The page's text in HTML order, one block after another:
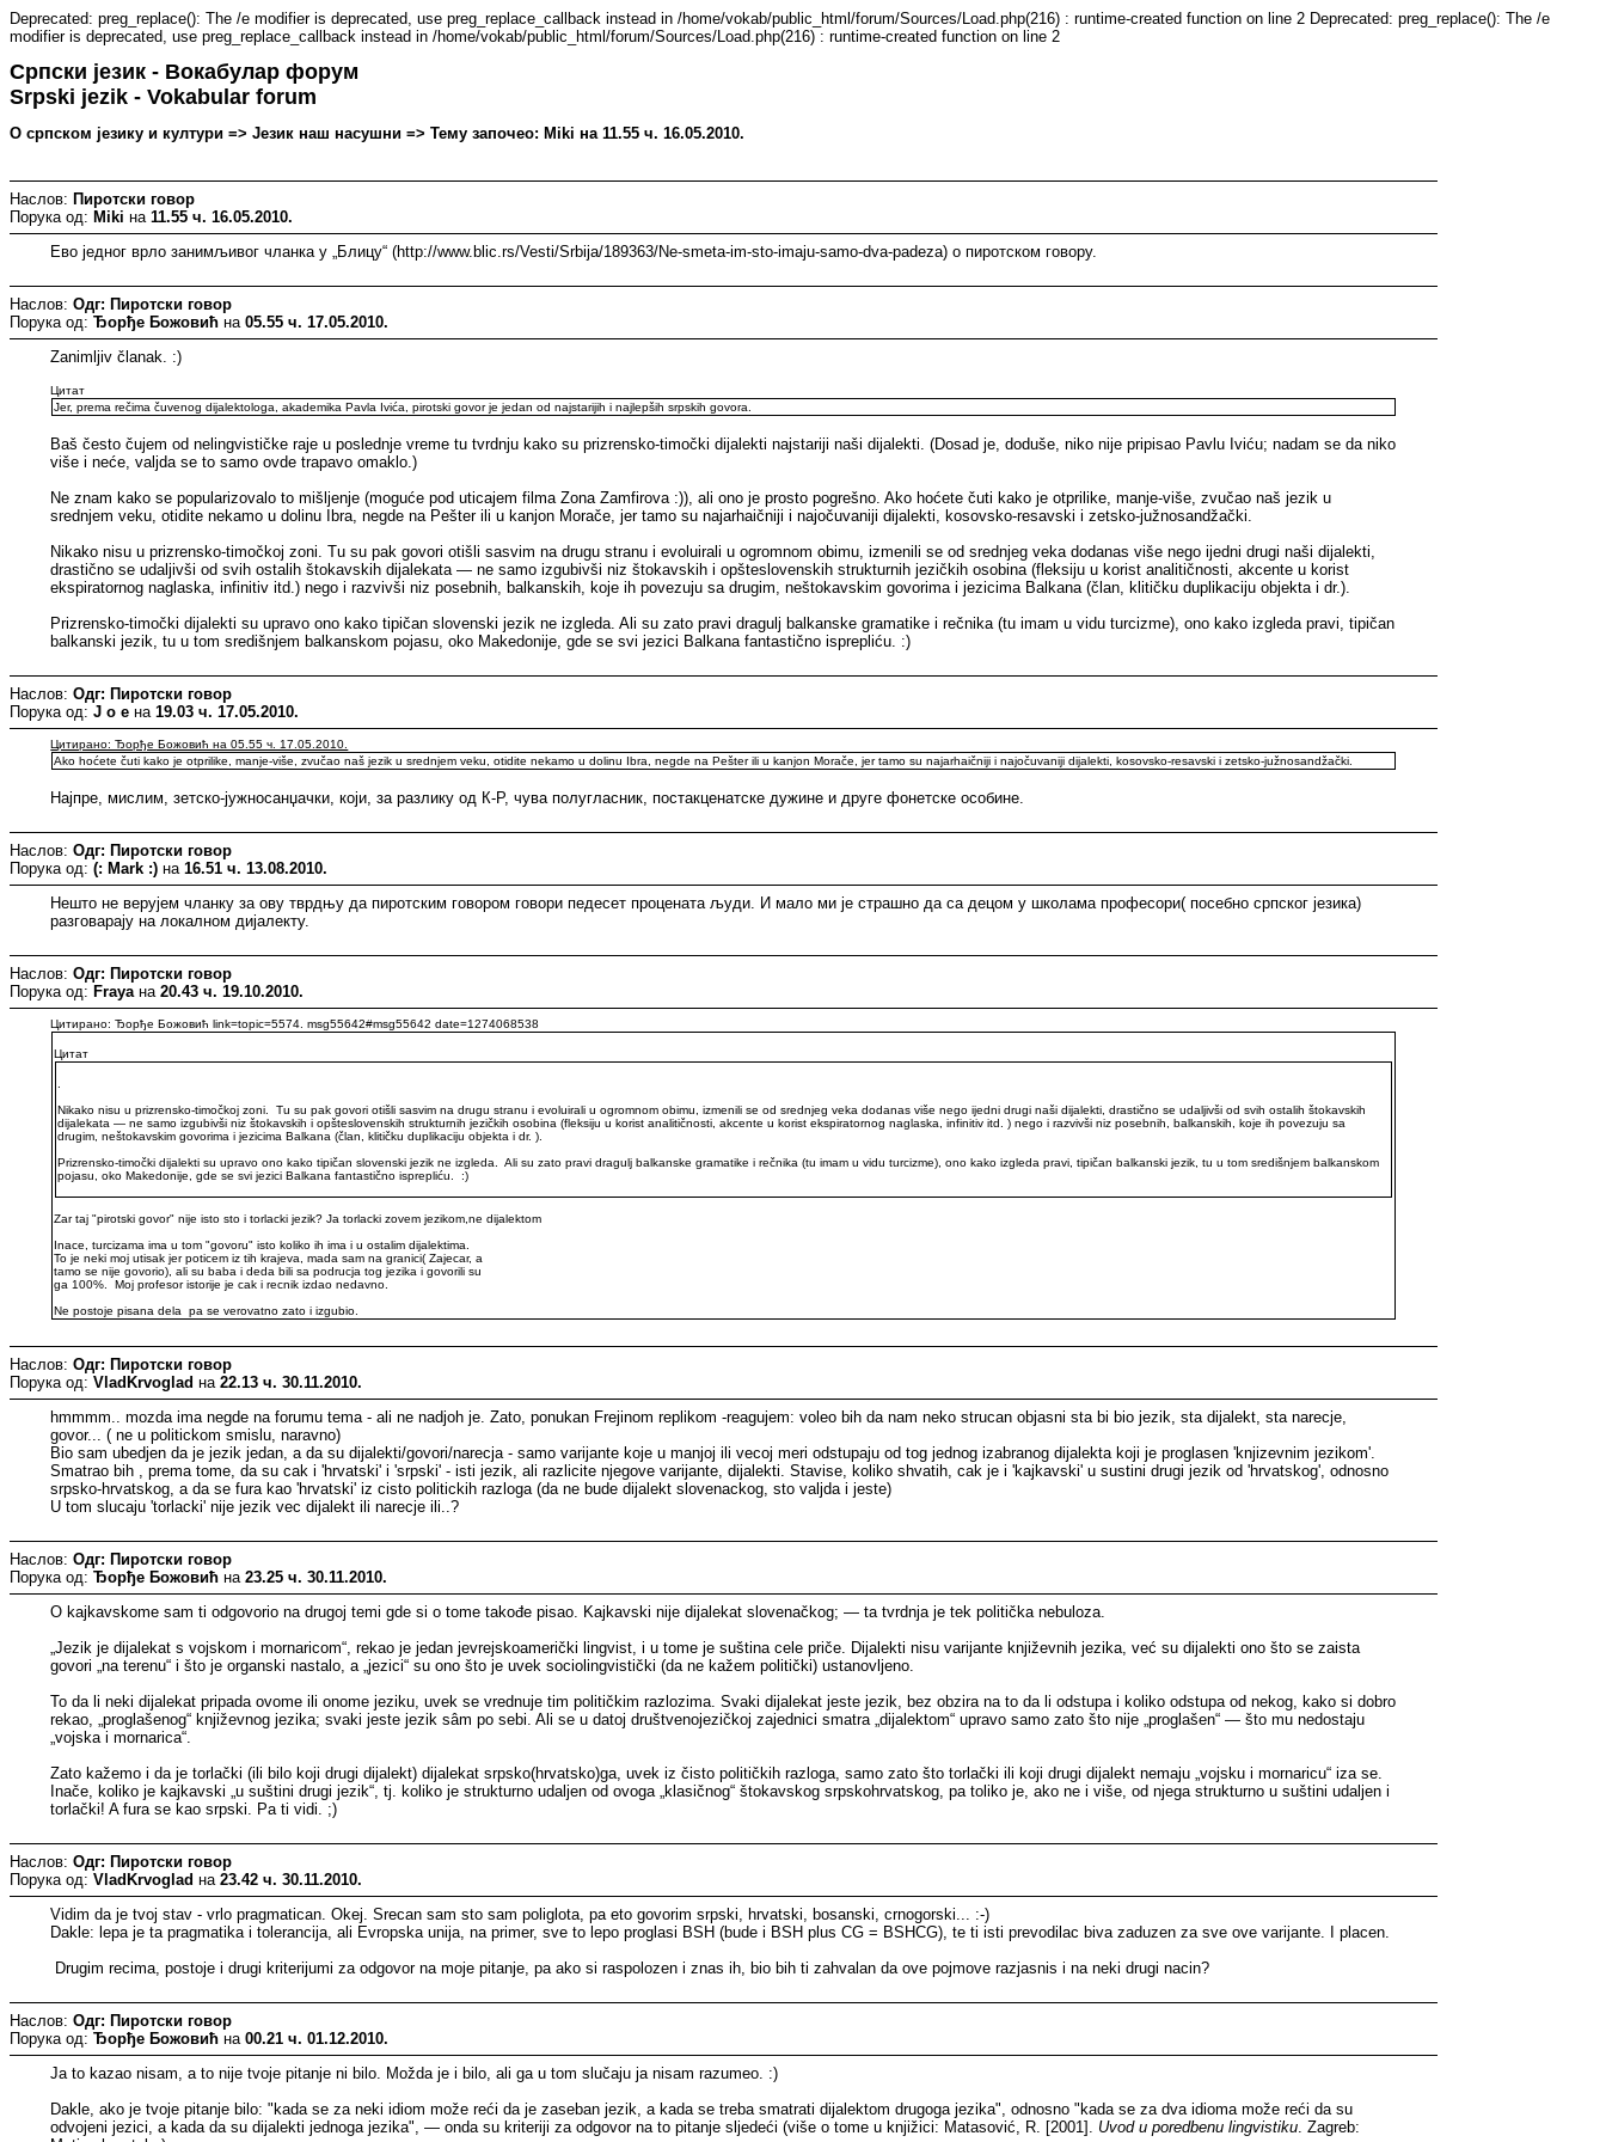
Deprecated: preg_replace(): The /e modifier is deprecated, use preg_replace_callback instead in /home/vokab/public_html/forum/Sources/Load.php(216) : runtime-created function on line 2 Deprecated: preg_replace(): The /e
modifier is deprecated, use preg_replace_callback instead in /home/vokab/public_html/forum/Sources/Load.php(216) : runtime-created function on line 2
Српски језик - Вокабулар форум
Srpski jezik - Vokabular forum
О српском језику и култури => Језик наш насушни => Тему започео: Miki на 11.55 ч. 16.05.2010.
Наслов: Пиротски говор
Порука од: Miki на 11.55 ч. 16.05.2010.
Ево једног врло занимљивог чланка у „Блицу“ (http://www.blic.rs/Vesti/Srbija/189363/Ne-smeta-im-sto-imaju-samo-dva-padeza) о пиротском говору.
Наслов: Одг: Пиротски говор
Порука од: Ђорђе Божовић на 05.55 ч. 17.05.2010.
Zanimljiv članak. :)
Цитат
Jer, prema rečima čuvenog dijalektologa, akademika Pavla Ivića, pirotski govor je jedan od najstarijih i najlepših srpskih govora.
Baš često čujem od nelingvističke raje u poslednje vreme tu tvrdnju kako su prizrensko-timočki dijalekti najstariji naši dijalekti. (Dosad je, doduše, niko nije pripisao Pavlu Iviću; nadam se da niko
više i neće, valjda se to samo ovde trapavo omaklo.)
Ne znam kako se popularizovalo to mišljenje (moguće pod uticajem filma Zona Zamfirova :)), ali ono je prosto pogrešno. Ako hoćete čuti kako je otprilike, manje-više, zvučao naš jezik u
srednjem veku, otidite nekamo u dolinu Ibra, negde na Pešter ili u kanjon Morače, jer tamo su najarhaičniji i najočuvaniji dijalekti, kosovsko-resavski i zetsko-južnosandžački.
Nikako nisu u prizrensko-timočkoj zoni. Tu su pak govori otišli sasvim na drugu stranu i evoluirali u ogromnom obimu, izmenili se od srednjeg veka dodanas više nego ijedni drugi naši dijalekti,
drastično se udaljivši od svih ostalih štokavskih dijalekata — ne samo izgubivši niz štokavskih i opšteslovenskih strukturnih jezičkih osobina (fleksiju u korist analitičnosti, akcente u korist
ekspiratornog naglaska, infinitiv itd.) nego i razvivši niz posebnih, balkanskih, koje ih povezuju sa drugim, neštokavskim govorima i jezicima Balkana (član, klitičku duplikaciju objekta i dr.).
Prizrensko-timočki dijalekti su upravo ono kako tipičan slovenski jezik ne izgleda. Ali su zato pravi dragulj balkanske gramatike i rečnika (tu imam u vidu turcizme), ono kako izgleda pravi, tipičan
balkanski jezik, tu u tom središnjem balkanskom pojasu, oko Makedonije, gde se svi jezici Balkana fantastično isprepliću. :)
Наслов: Одг: Пиротски говор
Порука од: J o e на 19.03 ч. 17.05.2010.
Цитирано: Ђорђе Божовић на 05.55 ч. 17.05.2010.
Ako hoćete čuti kako je otprilike, manje-više, zvučao naš jezik u srednjem veku, otidite nekamo u dolinu Ibra, negde na Pešter ili u kanjon Morače, jer tamo su najarhaičniji i najočuvaniji dijalekti, kosovsko-resavski i zetsko-južnosandžački.
Најпре, мислим, зетско-јужносанџачки, који, за разлику од К-Р, чува полугласник, постакценатске дужине и друге фонетске особине.
Наслов: Одг: Пиротски говор
Порука од: (: Mark :) на 16.51 ч. 13.08.2010.
Нешто не верујем чланку за ову тврдњу да пиротским говором говори педесет процената људи. И мало ми је страшно да са децом у школама професори( посебно српског језика)
разговарају на локалном дијалекту.
Наслов: Одг: Пиротски говор
Порука од: Fraya на 20.43 ч. 19.10.2010.
Цитирано: Ђорђе Божовић link=topic=5574. msg55642#msg55642 date=1274068538
Цитат
Nikako nisu u prizrensko-timočkoj zoni. Tu su pak govori otišli sasvim na drugu stranu i evoluirali u ogromnom obimu, izmenili se od srednjeg veka dodanas više nego ijedni drugi naši dijalekti, drastično se udaljivši od svih ostalih štokavskih
dijalekata — ne samo izgubivši niz štokavskih i opšteslovenskih strukturnih jezičkih osobina (fleksiju u korist analitičnosti, akcente u korist ekspiratornog naglaska, infinitiv itd. ) nego i razvivši niz posebnih, balkanskih, koje ih povezuju sa
drugim, neštokavskim govorima i jezicima Balkana (član, klitičku duplikaciju objekta i dr. ).
Prizrensko-timočki dijalekti su upravo ono kako tipičan slovenski jezik ne izgleda. Ali su zato pravi dragulj balkanske gramatike i rečnika (tu imam u vidu turcizme), ono kako izgleda pravi, tipičan balkanski jezik, tu u tom središnjem balkanskom
pojasu, oko Makedonije, gde se svi jezici Balkana fantastično isprepliću. :)
Zar taj "pirotski govor" nije isto sto i torlacki jezik? Ja torlacki zovem jezikom,ne dijalektom
Inace, turcizama ima u tom "govoru" isto koliko ih ima i u ostalim dijalektima.
To je neki moj utisak jer poticem iz tih krajeva, mada sam na granici( Zajecar, a
tamo se nije govorio), ali su baba i deda bili sa podrucja tog jezika i govorili su
ga 100%. Moj profesor istorije je cak i recnik izdao nedavno.
Ne postoje pisana dela pa se verovatno zato i izgubio.
Наслов: Одг: Пиротски говор
Порука од: VladKrvoglad на 22.13 ч. 30.11.2010.
hmmmm.. mozda ima negde na forumu tema - ali ne nadjoh je. Zato, ponukan Frejinom replikom -reagujem: voleo bih da nam neko strucan objasni sta bi bio jezik, sta dijalekt, sta narecje,
govor... ( ne u politickom smislu, naravno)
Bio sam ubedjen da je jezik jedan, a da su dijalekti/govori/narecja - samo varijante koje u manjoj ili vecoj meri odstupaju od tog jednog izabranog dijalekta koji je proglasen 'knjizevnim jezikom'.
Smatrao bih , prema tome, da su cak i 'hrvatski' i 'srpski' - isti jezik, ali razlicite njegove varijante, dijalekti. Stavise, koliko shvatih, cak je i 'kajkavski' u sustini drugi jezik od 'hrvatskog', odnosno
srpsko-hrvatskog, a da se fura kao 'hrvatski' iz cisto politickih razloga (da ne bude dijalekt slovenackog, sto valjda i jeste)
U tom slucaju 'torlacki' nije jezik vec dijalekt ili narecje ili..?
Наслов: Одг: Пиротски говор
Порука од: Ђорђе Божовић на 23.25 ч. 30.11.2010.
O kajkavskome sam ti odgovorio na drugoj temi gde si o tome takođe pisao. Kajkavski nije dijalekat slovenačkog; — ta tvrdnja je tek politička nebuloza.
„Jezik je dijalekat s vojskom i mornaricom“, rekao je jedan jevrejskoamerički lingvist, i u tome je suština cele priče. Dijalekti nisu varijante književnih jezika, već su dijalekti ono što se zaista
govori „na terenu“ i što je organski nastalo, a „jezici“ su ono što je uvek sociolingvistički (da ne kažem politički) ustanovljeno.
To da li neki dijalekat pripada ovome ili onome jeziku, uvek se vrednuje tim političkim razlozima. Svaki dijalekat jeste jezik, bez obzira na to da li odstupa i koliko odstupa od nekog, kako si dobro
rekao, „proglašenog“ književnog jezika; svaki jeste jezik sâm po sebi. Ali se u datoj društvenojezičkoj zajednici smatra „dijalektom“ upravo samo zato što nije „proglašen“ — što mu nedostaju
„vojska i mornarica“.
Zato kažemo i da je torlački (ili bilo koji drugi dijalekt) dijalekat srpsko(hrvatsko)ga, uvek iz čisto političkih razloga, samo zato što torlački ili koji drugi dijalekt nemaju „vojsku i mornaricu“ iza se.
Inače, koliko je kajkavski „u suštini drugi jezik“, tj. koliko je strukturno udaljen od ovoga „klasičnog“ štokavskog srpskohrvatskog, pa toliko je, ako ne i više, od njega strukturno u suštini udaljen i
torlački! A fura se kao srpski. Pa ti vidi. ;)
Наслов: Одг: Пиротски говор
Порука од: VladKrvoglad на 23.42 ч. 30.11.2010.
Vidim da je tvoj stav - vrlo pragmatican. Okej. Srecan sam sto sam poliglota, pa eto govorim srpski, hrvatski, bosanski, crnogorski... :-)
Dakle: lepa je ta pragmatika i tolerancija, ali Evropska unija, na primer, sve to lepo proglasi BSH (bude i BSH plus CG = BSHCG), te ti isti prevodilac biva zaduzen za sve ove varijante. I placen.
Drugim recima, postoje i drugi kriterijumi za odgovor na moje pitanje, pa ako si raspolozen i znas ih, bio bih ti zahvalan da ove pojmove razjasnis i na neki drugi nacin?
Наслов: Одг: Пиротски говор
Порука од: Ђорђе Божовић на 00.21 ч. 01.12.2010.
Ja to kazao nisam, a to nije tvoje pitanje ni bilo. Možda je i bilo, ali ga u tom slučaju ja nisam razumeo. :)
Dakle, ako je tvoje pitanje bilo: "kada se za neki idiom može reći da je zaseban jezik, a kada se treba smatrati dijalektom drugoga jezika", odnosno "kada se za dva idioma može reći da su
odvojeni jezici, a kada da su dijalekti jednoga jezika", — onda su kriteriji za odgovor na to pitanje sljedeći (više o tome u knjižici: Matasović, R. [2001]. Uvod u poredbenu lingvistiku . Zagreb: